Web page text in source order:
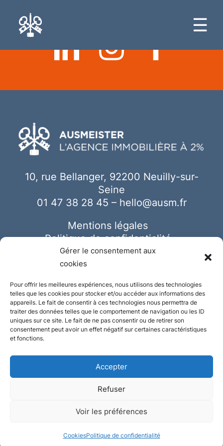
Gérer le consentement aux
cookies
Pour offrir les meilleures expériences, nous utilisons des technologies
telles que les cookies pour stocker et/ou accéder aux informations des
appareils. Le fait de consentir à ces technologies nous permettra de
traiter des données telles que le comportement de navigation ou les ID
uniques sur ce site. Le fait de ne pas consentir ou de retirer son
consentement peut avoir un effet négatif sur certaines caractéristiques
et fonctions.
Accepter
Refuser
Voir les préférences
CookiesPolitique de confidentialité
☰
10, rue Bellanger, 92200 Neuilly-sur-
Seine
01 47 38 28 45 – hello@ausm.fr
Mentions légales
Politique de confidentialité
Cookies
Conception et réalisation :Plate